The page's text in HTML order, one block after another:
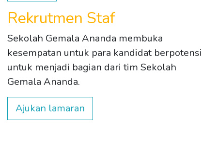
Rekrutmen Staf
Sekolah Gemala Ananda membuka
kesempatan untuk para kandidat berpotensi
untuk menjadi bagian dari tim Sekolah
Gemala Ananda.
Ajukan lamaran